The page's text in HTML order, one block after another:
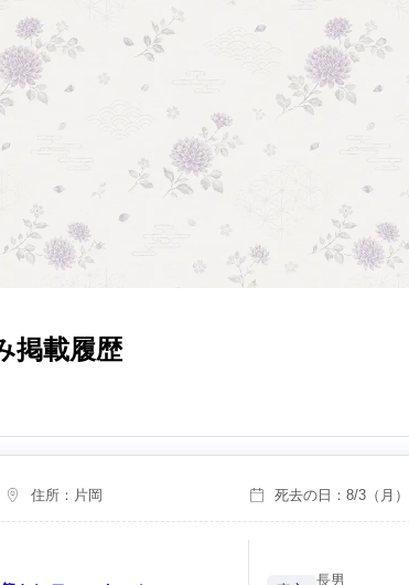
掲載履歴
住所： 片岡 死去の日： 8/3（月）
長男